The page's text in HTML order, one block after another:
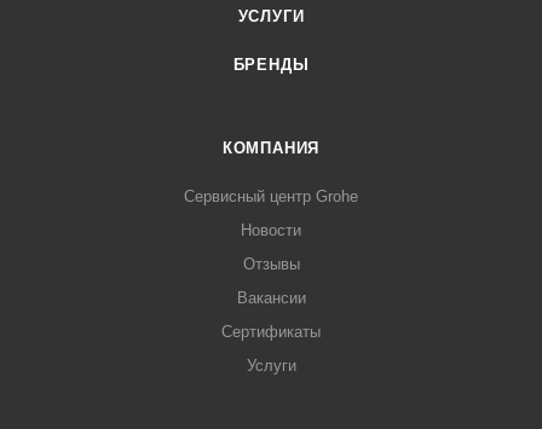
УСЛУГИ
БРЕНДЫ
КОМПАНИЯ
Сервисный центр Grohe
Новости
Отзывы
Вакансии
Сертификаты
Услуги